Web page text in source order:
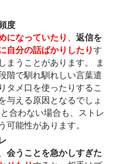
度
になっていたり 、 返信を
自分の話ばかりしたりす
まうことがあります。 ま
階で馴れ馴れしい言葉遣
タメ口を使ったりするこ
与える原因となるでしょ
合わない場合も、ストレ
可能性があります。
会うことを急かしすぎた